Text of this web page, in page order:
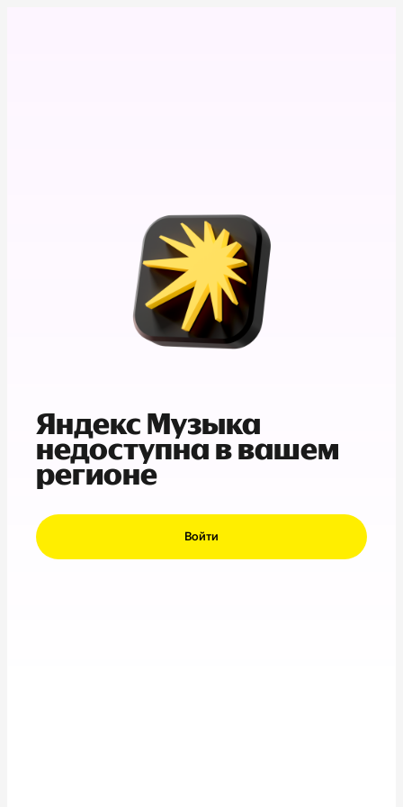
Яндекс Музыка
недоступна в вашем
регионе
Войти